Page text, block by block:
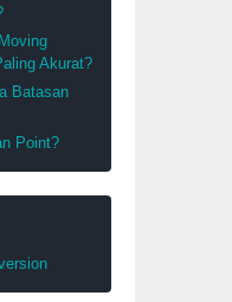
Akurat?
Batasan
Point?